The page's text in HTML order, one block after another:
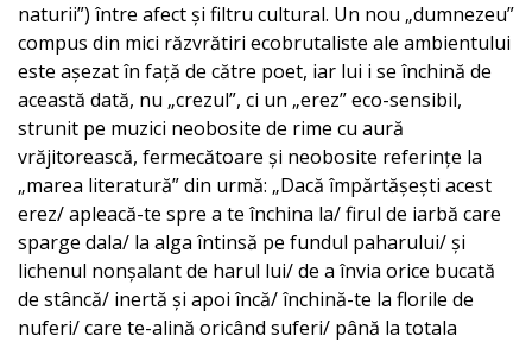
naturii”) între afect și filtru cultural. Un nou „dumnezeu”
compus din mici răzvrătiri ecobrutaliste ale ambientului
este așezat în față de către poet, iar lui i se închină de
această dată, nu „crezul”, ci un „erez” eco-sensibil,
strunit pe muzici neobosite de rime cu aură
vrăjitorească, fermecătoare și neobosite referințe la
„marea literatură” din urmă: „Dacă împărtășești acest
erez/ apleacă-te spre a te închina la/ firul de iarbă care
sparge dala/ la alga întinsă pe fundul paharului/ și
lichenul nonșalant de harul lui/ de a învia orice bucată
de stâncă/ inertă și apoi încă/ închină-te la florile de
nuferi/ care te-alină oricând suferi/ până la totala